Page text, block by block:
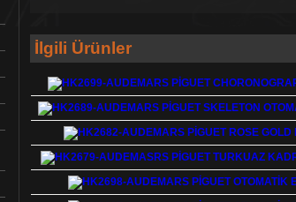
İlgili Ürünler